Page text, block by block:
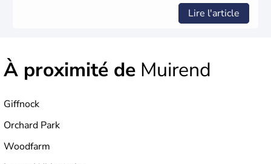
Lire l'article
À proximité de Muirend
Giffnock
Orchard Park
Woodfarm